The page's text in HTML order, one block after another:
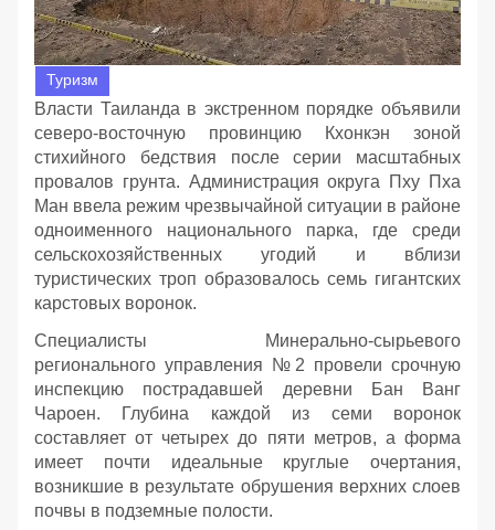
Туризм
Власти Таиланда в экстренном порядке объявили
северо-восточную провинцию Кхонкэн зоной
стихийного бедствия после серии масштабных
провалов грунта. Администрация округа Пху Пха
Ман ввела режим чрезвычайной ситуации в районе
одноименного национального парка, где среди
сельскохозяйственных угодий и вблизи
туристических троп образовалось семь гигантских
карстовых воронок.
Специалисты Минерально-сырьевого
регионального управления №2 провели срочную
инспекцию пострадавшей деревни Бан Ванг
Чароен. Глубина каждой из семи воронок
составляет от четырех до пяти метров, а форма
имеет почти идеальные круглые очертания,
возникшие в результате обрушения верхних слоев
почвы в подземные полости.